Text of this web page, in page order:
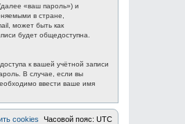
«ваш пароль») и
в стране,
может быть как
будет общедоступна.
к вашей учётной записи
В случае, если вы
ввести ваше имя
Часовой пояс: UTC
cookies